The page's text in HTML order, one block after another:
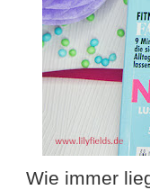
Wie immer